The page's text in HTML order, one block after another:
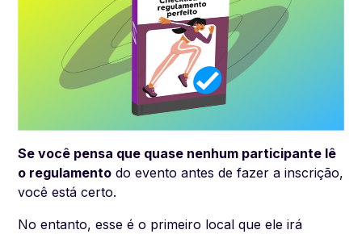
Se você pensa que quase nenhum participante lê
o regulamento do evento antes de fazer a inscrição,
você está certo.
No entanto, esse é o primeiro local que ele irá